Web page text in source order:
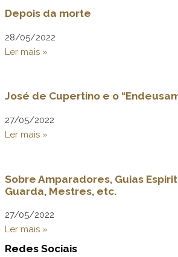
Depois da morte
28/05/2022
Ler mais »
José de Cupertino e o
27/05/2022
Ler mais »
Sobre Amparadores, Guias
Guarda, Mestres, etc.
27/05/2022
Ler mais »
Redes Sociais